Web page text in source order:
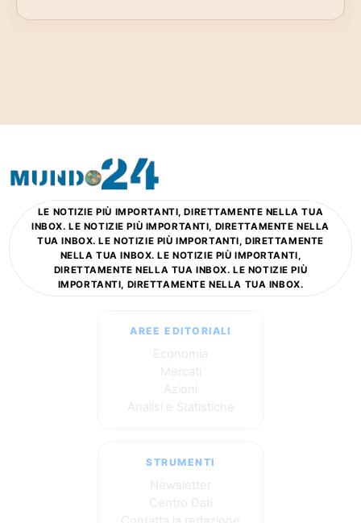
LE NOTIZIE PIÙ IMPORTANTI, DIRETTAMENTE NELLA TUA
INBOX. LE NOTIZIE PIÙ IMPORTANTI, DIRETTAMENTE NELLA
TUA INBOX. LE NOTIZIE PIÙ IMPORTANTI, DIRETTAMENTE
NELLA TUA INBOX. LE NOTIZIE PIÙ IMPORTANTI,
DIRETTAMENTE NELLA TUA INBOX. LE NOTIZIE PIÙ
IMPORTANTI, DIRETTAMENTE NELLA TUA INBOX.
AREE EDITORIALI
Economia
Mercati
Azioni
Analisi e Statistiche
STRUMENTI
Newsletter
Centro Dati